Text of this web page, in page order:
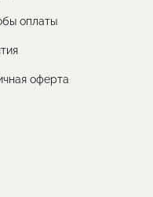
оплаты
оферта